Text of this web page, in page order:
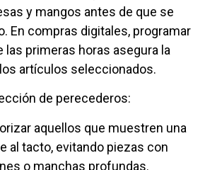
y mangos antes de que se
En compras digitales, programar
las primeras horas asegura la
artículos seleccionados.
de perecederos:
aquellos que muestren una
al tacto, evitando piezas con
o manchas profundas.